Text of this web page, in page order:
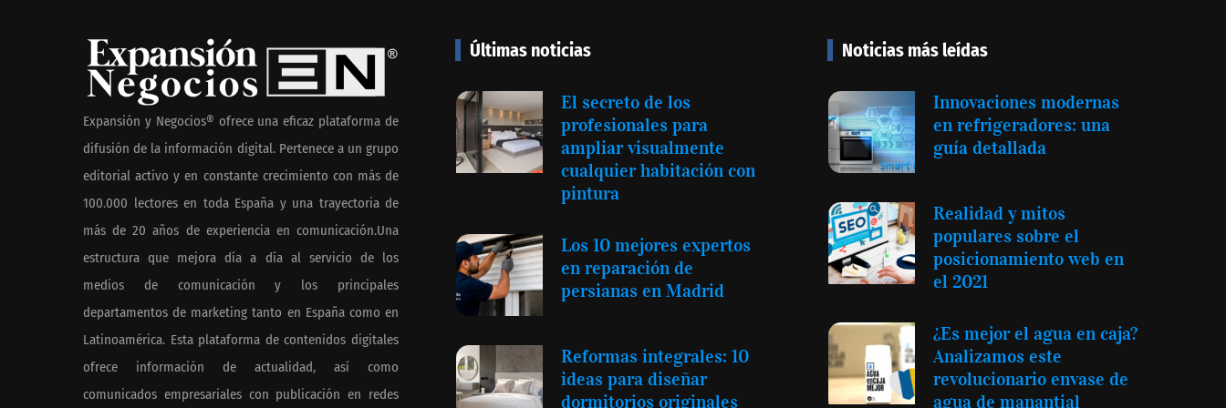
Toro Tapas inaugura su Raw
Bar: una experiencia desde
mediodía hasta el anochecer
con cocina abierta
El nuevo mapa de zonas
tensionadas abre nuevos
frentes legales para
propietarios e inquilinos en
Cataluña
La luz roja, el nuevo
recuperación de la piel
después del sol
Expansión y Negocios® ofrece una eficaz plataforma de
difusión de la información digital. Pertenece a un grupo
editorial activo y en constante crecimiento con más de
100.000 lectores en toda España y una trayectoria de
más de 20 años de experiencia en comunicación.Una
estructura que mejora día a día al servicio de los
medios de comunicación y los principales
departamentos de marketing tanto en España como en
Latinoamérica. Esta plataforma de contenidos digitales
ofrece información de actualidad, así como
comunicados empresariales con publicación en redes
Últimas noticias
El secreto de los
profesionales para
ampliar visualmente
cualquier habitación con
pintura
Los 10 mejores expertos
en reparación de
persianas en Madrid
Reformas integrales: 10
ideas para diseñar
dormitorios originales
Noticias más leídas
Innovaciones modernas
en refrigeradores: una
guía detallada
Realidad y mitos
populares sobre el
posicionamiento web en
el 2021
¿Es mejor el agua en caja?
Analizamos este
revolucionario envase de
agua de manantial